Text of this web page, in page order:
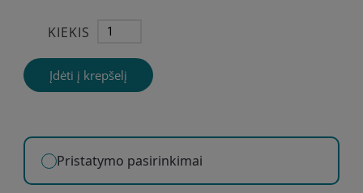
KIEKIS
Įdėti į krepšelį
Pristatymo pasirinkimai